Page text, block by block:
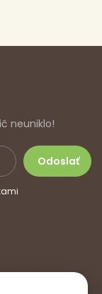
neuniklo!